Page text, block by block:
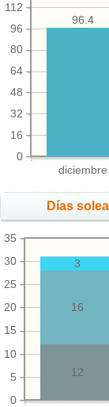
diciembre
0
16
32
48
64
80
96
112
96.4
Días
0
5
10
15
20
25
30
35
12
16
3